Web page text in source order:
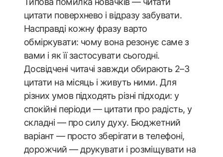
цитати поверхнево і відразу забувати.
Насправді кожну фразу варто
обміркувати: чому вона резонує саме з
вами і як її застосувати сьогодні.
Досвідчені читачі завжди обирають 2–3
цитати на місяць і живуть ними. Для
різних умов підходять різні підходи: у
спокійні періоди — цитати про радість, у
складні — про силу духу. Бюджетний
варіант — просто зберігати в телефоні,
дорожчий — друкувати і розміщувати на